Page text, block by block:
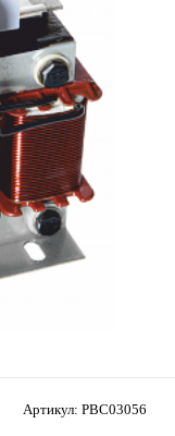
Артикул: PBC03056